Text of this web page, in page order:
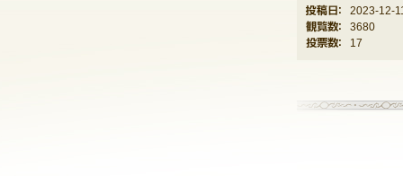
投稿日：
2023-12-
観覧数：
3680
投票数：
17